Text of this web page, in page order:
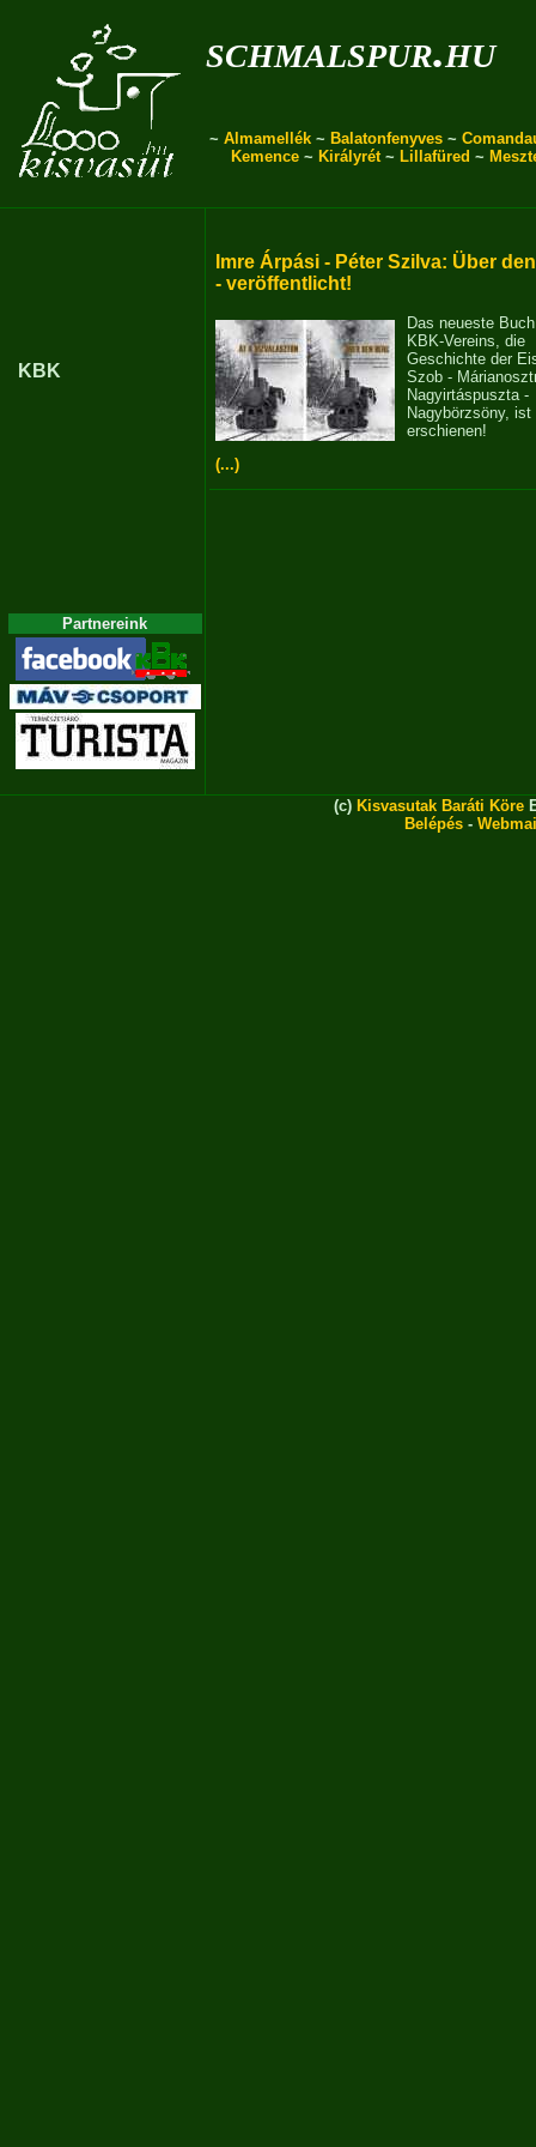
schmalspur.hu
~ Almamellék ~ Balatonfenyves ~
Kemence ~ Királyrét~ Lillafüred ~
KBK
Partnereink
Imre Árpási - Péter Szilva: Über
- veröffentlicht!
Das neueste
KBK-Vereins, die
Geschichte der
Szob -
Nagyirtáspuszta -
Nagybörzsöny, ist
erschienen!
(...)
(c) Kisvasutak Baráti Köre
Belépés -